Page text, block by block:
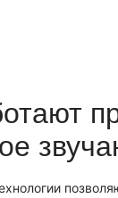
электробытовой
техническая
экспертиза